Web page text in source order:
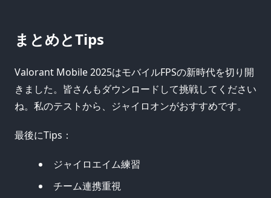
まとめとTips
Valorant Mobile 2025はモバイルFPSの新時代を切り開
きました。皆さんもダウンロードして挑戦してください
ね。私のテストから、ジャイロオンがおすすめです。
最後にTips：
ジャイロエイム練習
チーム連携重視